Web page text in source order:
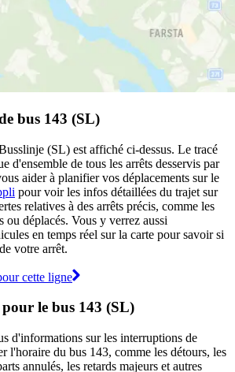
bus 143 (SL)
(SL) est affiché ci-dessus. Le tracé
d'ensemble de tous les arrêts desservis par
aider à planifier vos déplacements sur le
pour voir les infos détaillées du trajet sur
relatives à des arrêts précis, comme les
ou déplacés. Vous y verrez aussi
en temps réel sur la carte pour savoir si
votre arrêt.
cette ligne
pour le bus 143 (SL)
d'informations sur les interruptions de
l'horaire du bus 143, comme les détours, les
annulés, les retards majeurs et autres